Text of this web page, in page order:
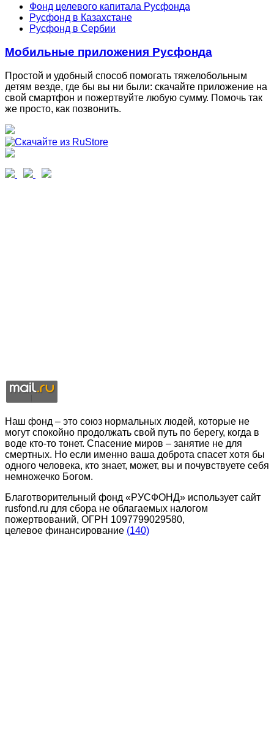
Фонд целевого капитала Русфонда
Русфонд в Казахстане
Русфонд в Сербии
Мобильные приложения Русфонда
Простой и удобный способ помогать тяжелобольным
детям везде, где бы вы ни были: скачайте приложение на
свой смартфон и пожертвуйте любую сумму. Помочь так
же просто, как позвонить.
Наш фонд – это союз нормальных людей, которые не
могут спокойно продолжать свой путь по берегу, когда в
воде кто-то тонет. Спасение миров – занятие не для
смертных. Но если именно ваша доброта спасет хотя бы
одного человека, кто знает, может, вы и почувствуете себя
немножечко Богом.
Благотворительный фонд «РУСФОНД» использует сайт
rusfond.ru для сбора не облагаемых налогом
пожертвований, ОГРН 1097799029580,
целевое финансирование (140)